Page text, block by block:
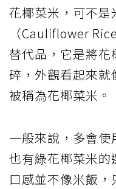
花椰菜米，可不是
（Cauliflower
替代品，它是將
碎，外觀看起來
被稱為花椰菜米。
一般來說，多會
也有綠花椰菜米
口感並不像米飯